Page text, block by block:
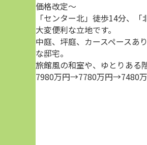
価格改定～
「センター北」徒歩14分、
大変便利な立地です。
中庭、坪庭、カースペースあ
な邸宅。
旅館風の和室や、ゆとりある
7980万円→7780万円→7480